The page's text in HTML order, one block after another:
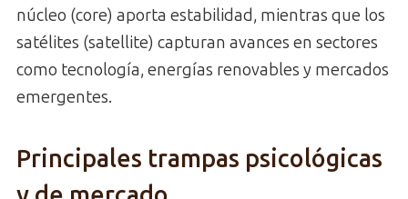
núcleo (core) aporta estabilidad, mientras que los
satélites (satellite) capturan avances en sectores
como tecnología, energías renovables y mercados
emergentes.
Principales trampas psicológicas